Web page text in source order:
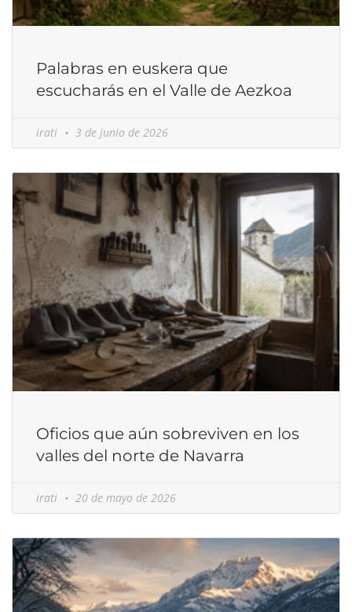
Palabras en euskera que
escucharás en el Valle de Aezkoa
irati 3 de junio de 2026
Oficios que aún sobreviven en los
valles del norte de Navarra
irati 20 de mayo de 2026